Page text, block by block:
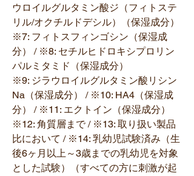
ウロイルグルタミン酸ジ（フィトステ
リル/オクチルドデシル）（保湿成分）
※7: フィトスフィンゴシン（保湿成
分） / ※8: セチルヒドロキシプロリン
パルミタミド（保湿成分）
※9: ジラウロイルグルタミン酸リシン
Na（保湿成分） / ※10: HA4（保湿成
分） / ※11: エクトイン（保湿成分）
※12: 角質層まで / ※13: 取り扱い製品
比において / ※14: 乳幼児試験済み（生
後6ヶ月以上～3歳までの乳幼児を対象
とした試験）（すべての方に刺激が起